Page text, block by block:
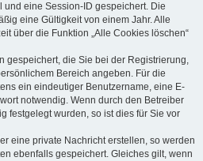
eine Session-ID gespeichert. Die
eine Gültigkeit von einem Jahr. Alle
über die Funktion „Alle Cookies löschen“
gespeichert, die Sie bei der Registrierung,
Bereich angeben. Für die
ein eindeutiger Benutzername, eine E-
notwendig. Wenn durch den Betreiber
festgelegt wurden, so ist dies für Sie vor
eine private Nachricht erstellen, so werden
ebenfalls gespeichert. Gleiches gilt, wenn